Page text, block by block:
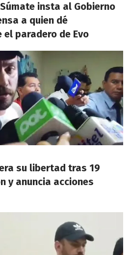
insta al Gobierno
a quien dé
paradero de Evo
su libertad tras 19
y anuncia acciones